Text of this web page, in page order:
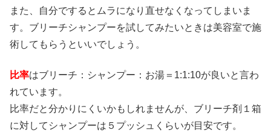
また、自分でするとムラになり直せなくなってしまいま
す。ブリーチシャンプーを試してみたいときは美容室で施
術してもらうといいでしょう。
比率はブリーチ：シャンプー：お湯＝1:1:10が良いと言わ
れています。
比率だと分かりにくいかもしれませんが、ブリーチ剤１箱
に対してシャンプーは５プッシュくらいが目安です。